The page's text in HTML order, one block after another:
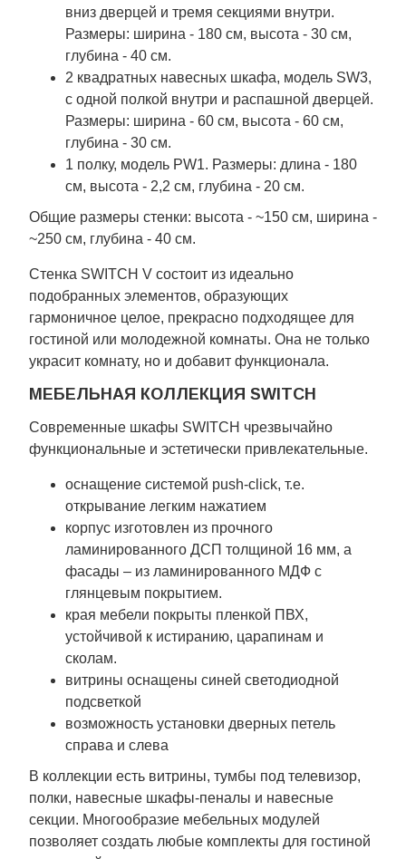
вниз дверцей и тремя секциями внутри.
Размеры: ширина - 180 см, высота - 30 см,
глубина - 40 см.
2 квадратных навесных шкафа, модель SW3,
с одной полкой внутри и распашной дверцей.
Размеры: ширина - 60 см, высота - 60 см,
глубина - 30 см.
1 полку, модель PW1. Размеры: длина - 180
см, высота - 2,2 см, глубина - 20 см.
Общие размеры стенки: высота - ~150 см, ширина -
~250 см, глубина - 40 см.
Стенка SWITCH V состоит из идеально
подобранных элементов, образующих
гармоничное целое, прекрасно подходящее для
гостиной или молодежной комнаты. Она не только
украсит комнату, но и добавит функционала.
МЕБЕЛЬНАЯ КОЛЛЕКЦИЯ SWITCH
Современные шкафы SWITCH чрезвычайно
функциональные и эстетически привлекательные.
оснащение системой push-click, т.е.
открывание легким нажатием
корпус изготовлен из прочного
ламинированного ДСП толщиной 16 мм, а
фасады – из ламинированного МДФ с
глянцевым покрытием.
края мебели покрыты пленкой ПВХ,
устойчивой к истиранию, царапинам и
сколам.
витрины оснащены синей светодиодной
подсветкой
возможность установки дверных петель
справа и слева
В коллекции есть витрины, тумбы под телевизор,
полки, навесные шкафы-пеналы и навесные
секции. Многообразие мебельных модулей
позволяет создать любые комплекты для гостиной